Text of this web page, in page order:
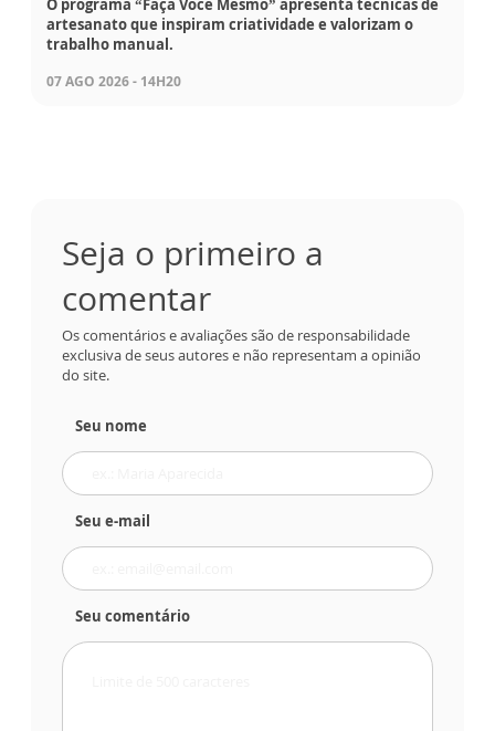
O programa “Faça Você Mesmo” apresenta técnicas de
artesanato que inspiram criatividade e valorizam o
trabalho manual.
07 AGO 2026 - 14H20
Seja o primeiro a
comentar
Os comentários e avaliações são de responsabilidade
exclusiva de seus autores e não representam a opinião
do site.
Seu nome
Seu e-mail
Seu comentário